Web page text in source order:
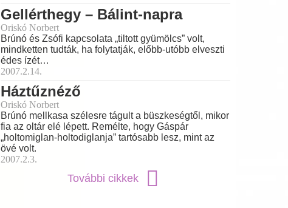
Gellérthegy – Bálint-napra
Oriskó Norbert
Brúnó és Zsófi kapcsolata „tiltott gyümölcs” volt,
mindketten tudták, ha folytatják, előbb-utóbb elveszti
édes ízét…
2007.2.14.
Háztűznéző
Oriskó Norbert
Brúnó mellkasa szélesre tágult a büszkeségtől, mikor
fia az oltár elé lépett. Remélte, hogy Gáspár
„holtomiglan-holtodiglanja” tartósabb lesz, mint az
övé volt.
2007.2.3.
További cikkek